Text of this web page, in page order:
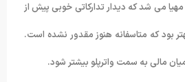
می شد که دیدار تدارکاتی خوبی پیش از
بود که متاسفانه هنوز مقدور نشده است.
مالی به سمت واترپلو بیشتر شود.